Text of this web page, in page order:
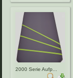
2000 Serie Aufp...